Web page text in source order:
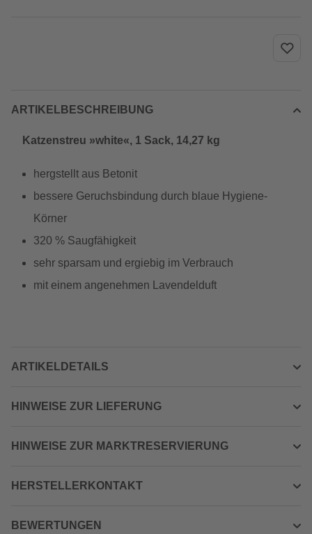
ARTIKELBESCHREIBUNG
Katzenstreu »white«, 1 Sack, 14,27 kg
hergstellt aus Betonit
bessere Geruchsbindung durch blaue Hygiene-
Körner
320 % Saugfähigkeit
sehr sparsam und ergiebig im Verbrauch
mit einem angenehmen Lavendelduft
ARTIKELDETAILS
HINWEISE ZUR LIEFERUNG
HINWEISE ZUR MARKTRESERVIERUNG
HERSTELLERKONTAKT
BEWERTUNGEN